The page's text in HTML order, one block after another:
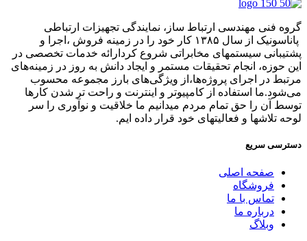
فنی مهندسی ارتباط ساز، نمایندگی تجهیزات ارتباطی
پاناسونیک از سال ۱۳۸۵ کار خود را در زمینه فروش ،اجرا و
سیستمهای مخابراتی شروع کردارائه خدمات تخصصی در
انجام تحقیقات مستمر و ایجاد دانش به‌ روز در زمینه‌های
در اجرای پروژه‌ها،از ویژگی‌های بارز مجموعه محسوب
استفاده از کامپیوتر و اینترنت و راحت تر شدن کارها
آن را حق تمام مردم میدانیم ما خلاقیت و نوآوری را سر
تلاشها و فعالیتهای خود قرار داده ایم.
سریع
صفحه اصلی
فروشگاه
تماس با ما
درباره ما
وبلاگ